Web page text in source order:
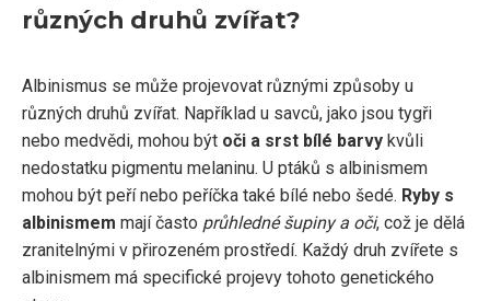
různých druhů zvířat?
Albinismus se může projevovat různými způsoby u
různých druhů zvířat. Například u savců, jako jsou tygři
nebo medvědi, mohou být oči a srst bílé barvy kvůli
nedostatku pigmentu melaninu. U ptáků s albinismem
mohou být peří nebo peříčka také bílé nebo šedé. Ryby s
albinismem mají často průhledné šupiny a oči, což je dělá
zranitelnými v přirozeném prostředí. Každý druh zvířete s
albinismem má specifické projevy tohoto genetického